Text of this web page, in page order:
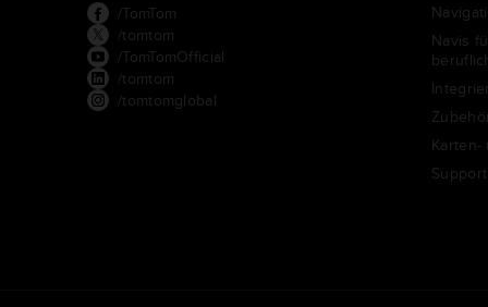
/TomTom
/tomtom
/TomTomOfficial
/tomtom
/tomtomglobal
Navis
Karten-
Support